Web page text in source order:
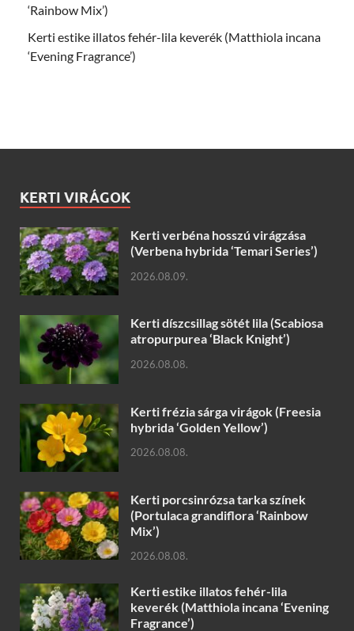
‘Rainbow Mix’)
Kerti estike illatos fehér-lila keverék (Matthiola incana
‘Evening Fragrance’)
KERTI VIRÁGOK
Kerti verbéna hosszú virágzása
(Verbena hybrida ‘Temari Series’)
2026.08.09.
Kerti díszcsillag sötét lila (Scabiosa
atropurpurea ‘Black Knight’)
2026.08.08.
Kerti frézia sárga virágok (Freesia
hybrida ‘Golden Yellow’)
2026.08.08.
Kerti porcsinrózsa tarka színek
(Portulaca grandiflora ‘Rainbow
Mix’)
2026.08.08.
Kerti estike illatos fehér-lila
keverék (Matthiola incana ‘Evening
Fragrance’)